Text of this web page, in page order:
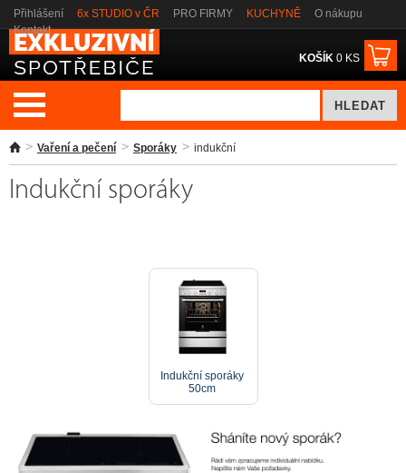
Přihlášení 6x STUDIO v ČR PRO FIRMY KUCHYNĚ
O nákupu
Kontakt
KOŠÍK 0 KS
Vaření a pečení Sporáky indukční
Indukční sporáky
Indukční sporáky
50cm